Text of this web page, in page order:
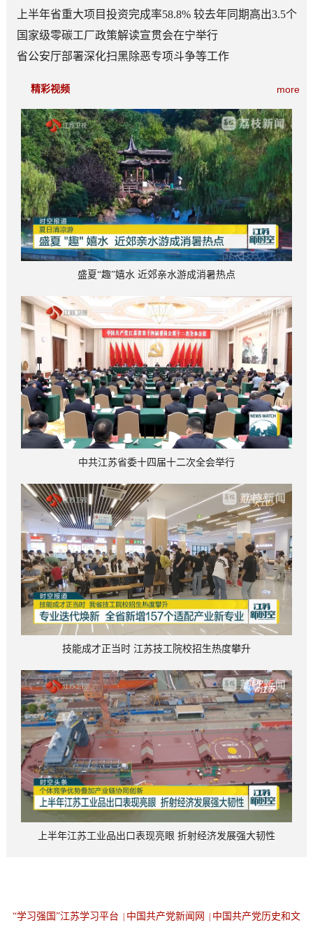
“老大难”
上半年省重大项目投资完成率58.8% 较去年同期高出3.5个
百分点
国家级零碳工厂政策解读宣贯会在宁举行
省公安厅部署深化扫黑除恶专项斗争等工作
more
精彩视频
盛夏“趣”嬉水 近郊亲水游成消暑热点
中共江苏省委十四届十二次全会举行
技能成才正当时 江苏技工院校招生热度攀升
上半年江苏工业品出口表现亮眼 折射经济发展强大韧性
“学习强国”江苏学习平台 中国共产党新闻网 中国共产党历史和文